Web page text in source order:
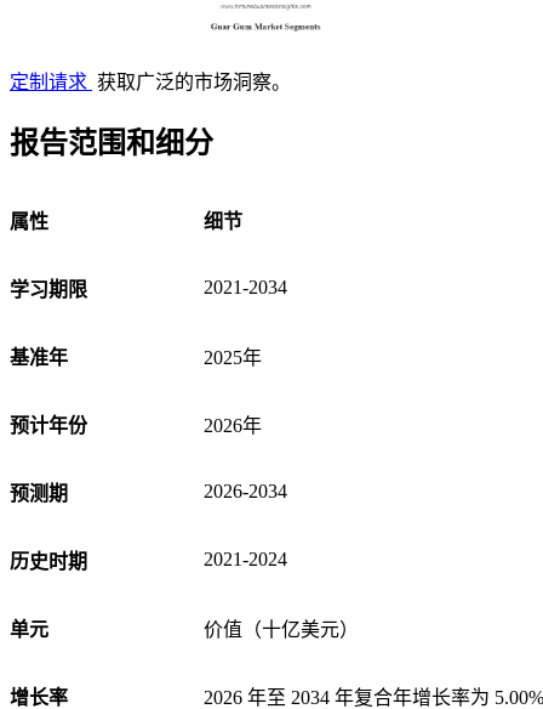
定制请求 获取广泛的市场洞察。
报告范围和细分
属性 细节
学习期限 2021-2034
基准年 2025年
预计年份 2026年
预测期 2026-2034
历史时期 2021-2024
单元 价值（十亿美元）
增长率 2026 年至 2034 年复合年增长率为 5.00%